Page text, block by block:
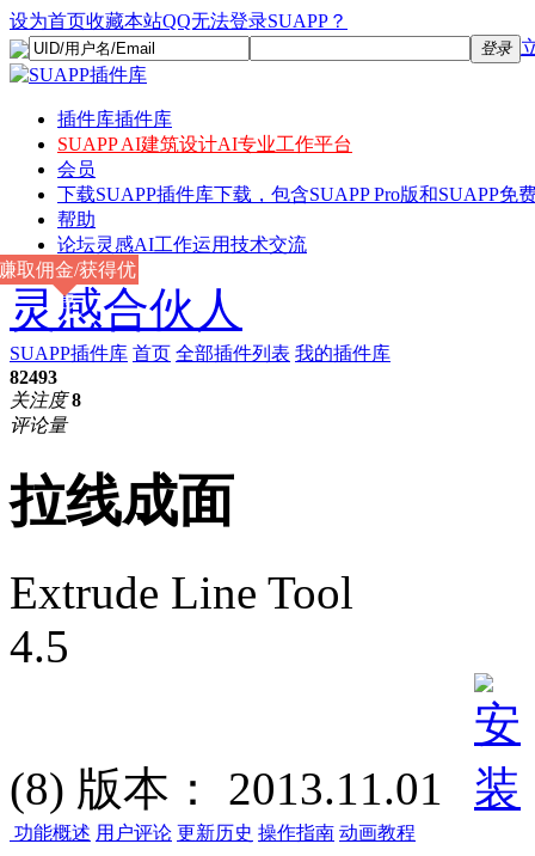
设为首页收藏本站QQ无法登录SUAPP？
登录
插件库插件库
SUAPP AI建筑设计AI专业工作平台
会员
下载SUAPP插件库下载，包含SUAPP Pro版和SUAPP免
帮助
论坛灵感AI工作运用技术交流
灵感合伙人
取佣金/获得优
惠
SUAPP插件库 首页 全部插件列表 我的插件库
82493
关注度 8
评论量
拉线成面
Extrude Line Tool
4.5
(8) 版本： 2013.11.01
功能概述 用户评论 更新历史 操作指南 动画教程